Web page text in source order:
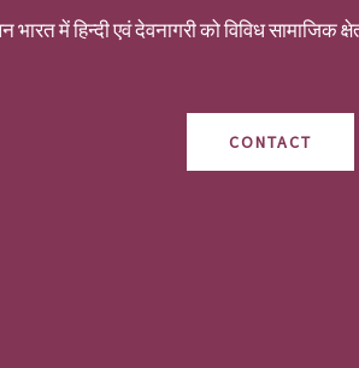
भारत में हिन्दी एवं देवनागरी को विविध
CONTACT